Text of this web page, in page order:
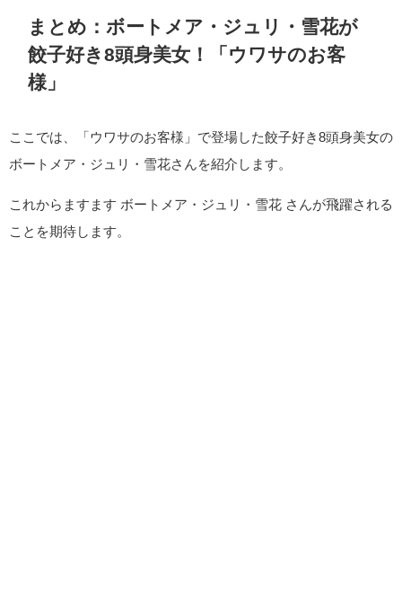
まとめ：ボートメア・ジュリ・雪花が
餃子好き8頭身美女！「ウワサのお客
様」
ここでは、「ウワサのお客様」で登場した餃子好き8頭身美女の
ボートメア・ジュリ・雪花さんを紹介します。
これからますます ボートメア・ジュリ・雪花 さんが飛躍される
ことを期待します。